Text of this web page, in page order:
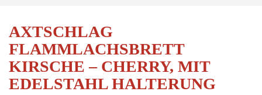
AXTSCHLAG
FLAMMLACHSBRETT
KIRSCHE – CHERRY, MIT
EDELSTAHL HALTERUNG